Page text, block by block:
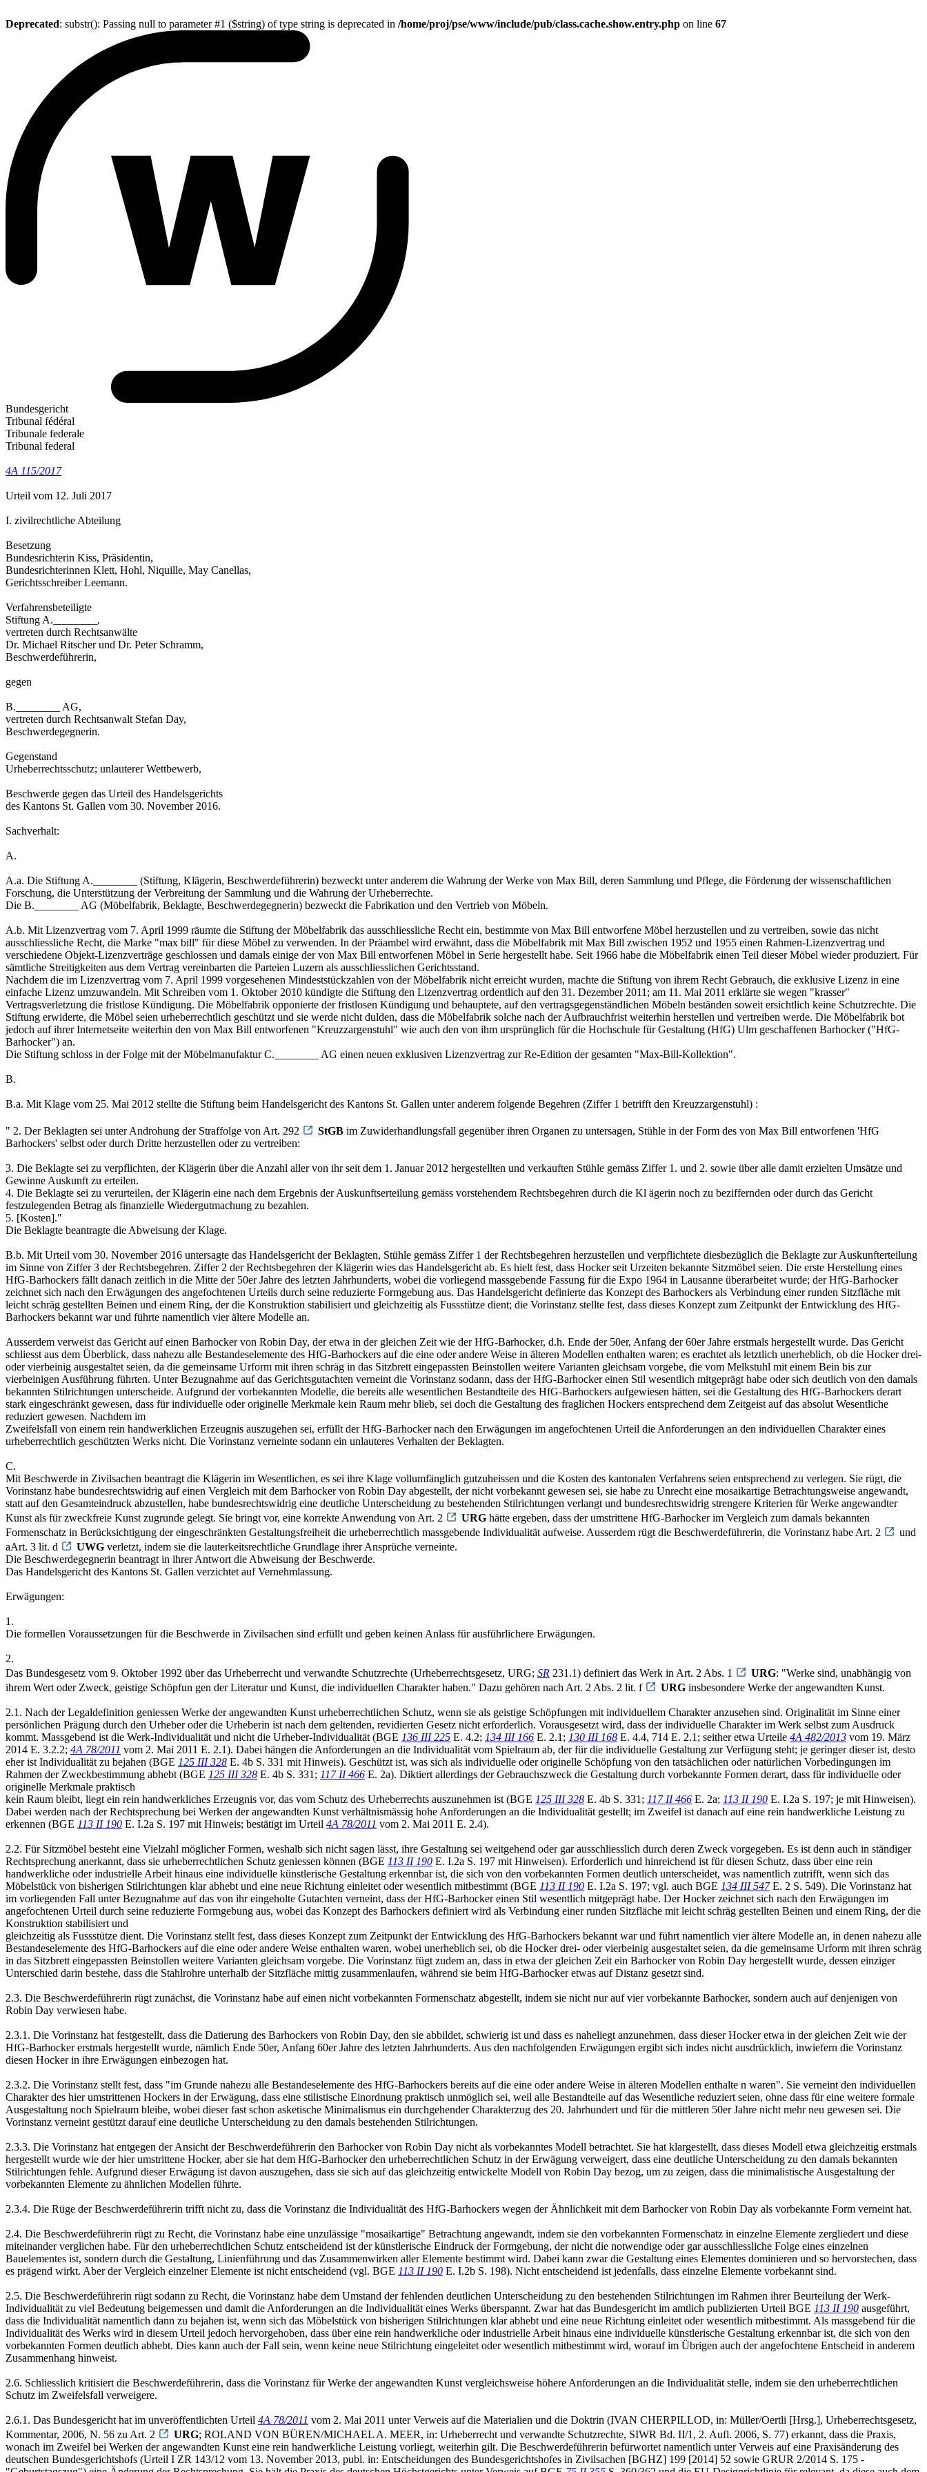
Deprecated: substr(): Passing null to parameter #1 ($string) of type string is deprecated in /home/proj/pse/www/include/pub/class.cache.show.entry.php on line 67
Bundesgericht
Tribunal fédéral
Tribunale federale
Tribunal federal
4A 115/2017
Urteil vom 12. Juli 2017
I. zivilrechtliche Abteilung
Besetzung
Bundesrichterin Kiss, Präsidentin,
Bundesrichterinnen Klett, Hohl, Niquille, May Canellas,
Gerichtsschreiber Leemann.
Verfahrensbeteiligte
Stiftung A.________,
vertreten durch Rechtsanwälte
Dr. Michael Ritscher und Dr. Peter Schramm,
Beschwerdeführerin,
gegen
B.________ AG,
vertreten durch Rechtsanwalt Stefan Day,
Beschwerdegegnerin.
Gegenstand
Urheberrechtsschutz; unlauterer Wettbewerb,
Beschwerde gegen das Urteil des Handelsgerichts
des Kantons St. Gallen vom 30. November 2016.
Sachverhalt:
A.
A.a. Die Stiftung A.________ (Stiftung, Klägerin, Beschwerdeführerin) bezweckt unter anderem die Wahrung der Werke von Max Bill, deren Sammlung und Pflege, die Förderung der wissenschaftlichen
Forschung, die Unterstützung der Verbreitung der Sammlung und die Wahrung der Urheberrechte.
Die B.________ AG (Möbelfabrik, Beklagte, Beschwerdegegnerin) bezweckt die Fabrikation und den Vertrieb von Möbeln.
A.b. Mit Lizenzvertrag vom 7. April 1999 räumte die Stiftung der Möbelfabrik das ausschliessliche Recht ein, bestimmte von Max Bill entworfene Möbel herzustellen und zu vertreiben, sowie das nicht
ausschliessliche Recht, die Marke "max bill" für diese Möbel zu verwenden. In der Präambel wird erwähnt, dass die Möbelfabrik mit Max Bill zwischen 1952 und 1955 einen Rahmen-Lizenzvertrag und
verschiedene Objekt-Lizenzverträge geschlossen und damals einige der von Max Bill entworfenen Möbel in Serie hergestellt habe. Seit 1966 habe die Möbelfabrik einen Teil dieser Möbel wieder produziert. Für
sämtliche Streitigkeiten aus dem Vertrag vereinbarten die Parteien Luzern als ausschliesslichen Gerichtsstand.
Nachdem die im Lizenzvertrag vom 7. April 1999 vorgesehenen Mindeststückzahlen von der Möbelfabrik nicht erreicht wurden, machte die Stiftung von ihrem Recht Gebrauch, die exklusive Lizenz in eine
einfache Lizenz umzuwandeln. Mit Schreiben vom 1. Oktober 2010 kündigte die Stiftung den Lizenzvertrag ordentlich auf den 31. Dezember 2011; am 11. Mai 2011 erklärte sie wegen "krasser"
Vertragsverletzung die fristlose Kündigung. Die Möbelfabrik opponierte der fristlosen Kündigung und behauptete, auf den vertragsgegenständlichen Möbeln beständen soweit ersichtlich keine Schutzrechte. Die
Stiftung erwiderte, die Möbel seien urheberrechtlich geschützt und sie werde nicht dulden, dass die Möbelfabrik solche nach der Aufbrauchfrist weiterhin herstellen und vertreiben werde. Die Möbelfabrik bot
jedoch auf ihrer Internetseite weiterhin den von Max Bill entworfenen "Kreuzzargenstuhl" wie auch den von ihm ursprünglich für die Hochschule für Gestaltung (HfG) Ulm geschaffenen Barhocker ("HfG-
Barhocker") an.
Die Stiftung schloss in der Folge mit der Möbelmanufaktur C.________ AG einen neuen exklusiven Lizenzvertrag zur Re-Edition der gesamten "Max-Bill-Kollektion".
B.
B.a. Mit Klage vom 25. Mai 2012 stellte die Stiftung beim Handelsgericht des Kantons St. Gallen unter anderem folgende Begehren (Ziffer 1 betrifft den Kreuzzargenstuhl) :
" 2. Der Beklagten sei unter Androhung der Straffolge von Art. 292 StGB im Zuwiderhandlungsfall gegenüber ihren Organen zu untersagen, Stühle in der Form des von Max Bill entworfenen 'HfG
Barhockers' selbst oder durch Dritte herzustellen oder zu vertreiben:
3. Die Beklagte sei zu verpflichten, der Klägerin über die Anzahl aller von ihr seit dem 1. Januar 2012 hergestellten und verkauften Stühle gemäss Ziffer 1. und 2. sowie über alle damit erzielten Umsätze und
Gewinne Auskunft zu erteilen.
4. Die Beklagte sei zu verurteilen, der Klägerin eine nach dem Ergebnis der Auskunftserteilung gemäss vorstehendem Rechtsbegehren durch die Kl ägerin noch zu beziffernden oder durch das Gericht
festzulegenden Betrag als finanzielle Wiedergutmachung zu bezahlen.
5. [Kosten]."
Die Beklagte beantragte die Abweisung der Klage.
B.b. Mit Urteil vom 30. November 2016 untersagte das Handelsgericht der Beklagten, Stühle gemäss Ziffer 1 der Rechtsbegehren herzustellen und verpflichtete diesbezüglich die Beklagte zur Auskunfterteilung
im Sinne von Ziffer 3 der Rechtsbegehren. Ziffer 2 der Rechtsbegehren der Klägerin wies das Handelsgericht ab. Es hielt fest, dass Hocker seit Urzeiten bekannte Sitzmöbel seien. Die erste Herstellung eines
HfG-Barhockers fällt danach zeitlich in die Mitte der 50er Jahre des letzten Jahrhunderts, wobei die vorliegend massgebende Fassung für die Expo 1964 in Lausanne überarbeitet wurde; der HfG-Barhocker
zeichnet sich nach den Erwägungen des angefochtenen Urteils durch seine reduzierte Formgebung aus. Das Handelsgericht definierte das Konzept des Barhockers als Verbindung einer runden Sitzfläche mit
leicht schräg gestellten Beinen und einem Ring, der die Konstruktion stabilisiert und gleichzeitig als Fussstütze dient; die Vorinstanz stellte fest, dass dieses Konzept zum Zeitpunkt der Entwicklung des HfG-
Barhockers bekannt war und führte namentlich vier ältere Modelle an.
Ausserdem verweist das Gericht auf einen Barhocker von Robin Day, der etwa in der gleichen Zeit wie der HfG-Barhocker, d.h. Ende der 50er, Anfang der 60er Jahre erstmals hergestellt wurde. Das Gericht
schliesst aus dem Überblick, dass nahezu alle Bestandeselemente des HfG-Barhockers auf die eine oder andere Weise in älteren Modellen enthalten waren; es erachtet als letztlich unerheblich, ob die Hocker drei-
oder vierbeinig ausgestaltet seien, da die gemeinsame Urform mit ihren schräg in das Sitzbrett eingepassten Beinstollen weitere Varianten gleichsam vorgebe, die vom Melkstuhl mit einem Bein bis zur
vierbeinigen Ausführung führten. Unter Bezugnahme auf das Gerichtsgutachten verneint die Vorinstanz sodann, dass der HfG-Barhocker einen Stil wesentlich mitgeprägt habe oder sich deutlich von den damals
bekannten Stilrichtungen unterscheide. Aufgrund der vorbekannten Modelle, die bereits alle wesentlichen Bestandteile des HfG-Barhockers aufgewiesen hätten, sei die Gestaltung des HfG-Barhockers derart
stark eingeschränkt gewesen, dass für individuelle oder originelle Merkmale kein Raum mehr blieb, sei doch die Gestaltung des fraglichen Hockers entsprechend dem Zeitgeist auf das absolut Wesentliche
reduziert gewesen. Nachdem im
Zweifelsfall von einem rein handwerklichen Erzeugnis auszugehen sei, erfüllt der HfG-Barhocker nach den Erwägungen im angefochtenen Urteil die Anforderungen an den individuellen Charakter eines
urheberrechtlich geschützten Werks nicht. Die Vorinstanz verneinte sodann ein unlauteres Verhalten der Beklagten.
C.
Mit Beschwerde in Zivilsachen beantragt die Klägerin im Wesentlichen, es sei ihre Klage vollumfänglich gutzuheissen und die Kosten des kantonalen Verfahrens seien entsprechend zu verlegen. Sie rügt, die
Vorinstanz habe bundesrechtswidrig auf einen Vergleich mit dem Barhocker von Robin Day abgestellt, der nicht vorbekannt gewesen sei, sie habe zu Unrecht eine mosaikartige Betrachtungsweise angewandt,
statt auf den Gesamteindruck abzustellen, habe bundesrechtswidrig eine deutliche Unterscheidung zu bestehenden Stilrichtungen verlangt und bundesrechtswidrig strengere Kriterien für Werke angewandter
Kunst als für zweckfreie Kunst zugrunde gelegt. Sie bringt vor, eine korrekte Anwendung von Art. 2
URG hätte ergeben, dass der umstrittene HfG-Barhocker im Vergleich zum damals bekannten
Formenschatz in Berücksichtigung der eingeschränkten Gestaltungsfreiheit die urheberrechtlich massgebende Individualität aufweise. Ausserdem rügt die Beschwerdeführerin, die Vorinstanz habe Art. 2
und
aArt. 3 lit. d
UWG verletzt, indem sie die lauterkeitsrechtliche Grundlage ihrer Ansprüche verneinte.
Die Beschwerdegegnerin beantragt in ihrer Antwort die Abweisung der Beschwerde.
Das Handelsgericht des Kantons St. Gallen verzichtet auf Vernehmlassung.
Erwägungen:
1.
Die formellen Voraussetzungen für die Beschwerde in Zivilsachen sind erfüllt und geben keinen Anlass für ausführlichere Erwägungen.
2.
Das Bundesgesetz vom 9. Oktober 1992 über das Urheberrecht und verwandte Schutzrechte (Urheberrechtsgesetz, URG; SR 231.1) definiert das Werk in Art. 2 Abs. 1 URG: "Werke sind, unabhängig von
ihrem Wert oder Zweck, geistige Schöpfun gen der Literatur und Kunst, die individuellen Charakter haben." Dazu gehören nach Art. 2 Abs. 2 lit. f
URG insbesondere Werke der angewandten Kunst.
2.1. Nach der Legaldefinition geniessen Werke der angewandten Kunst urheberrechtlichen Schutz, wenn sie als geistige Schöpfungen mit individuellem Charakter anzusehen sind. Originalität im Sinne einer
persönlichen Prägung durch den Urheber oder die Urheberin ist nach dem geltenden, revidierten Gesetz nicht erforderlich. Vorausgesetzt wird, dass der individuelle Charakter im Werk selbst zum Ausdruck
kommt. Massgebend ist die Werk-Individualität und nicht die Urheber-Individualität (BGE 136 III 225 E. 4.2; 134 III 166 E. 2.1; 130 III 168 E. 4.4, 714 E. 2.1; seither etwa Urteile 4A 482/2013 vom 19. März
2014 E. 3.2.2; 4A 78/2011 vom 2. Mai 2011 E. 2.1). Dabei hängen die Anforderungen an die Individualität vom Spielraum ab, der für die individuelle Gestaltung zur Verfügung steht; je geringer dieser ist, desto
eher ist Individualität zu bejahen (BGE 125 III 328 E. 4b S. 331 mit Hinweis). Geschützt ist, was sich als individuelle oder originelle Schöpfung von den tatsächlichen oder natürlichen Vorbedingungen im
Rahmen der Zweckbestimmung abhebt (BGE 125 III 328 E. 4b S. 331; 117 II 466 E. 2a). Diktiert allerdings der Gebrauchszweck die Gestaltung durch vorbekannte Formen derart, dass für individuelle oder
originelle Merkmale praktisch
kein Raum bleibt, liegt ein rein handwerkliches Erzeugnis vor, das vom Schutz des Urheberrechts auszunehmen ist (BGE 125 III 328 E. 4b S. 331; 117 II 466 E. 2a; 113 II 190 E. I.2a S. 197; je mit Hinweisen).
Dabei werden nach der Rechtsprechung bei Werken der angewandten Kunst verhältnismässig hohe Anforderungen an die Individualität gestellt; im Zweifel ist danach auf eine rein handwerkliche Leistung zu
erkennen (BGE 113 II 190 E. I.2a S. 197 mit Hinweis; bestätigt im Urteil 4A 78/2011 vom 2. Mai 2011 E. 2.4).
2.2. Für Sitzmöbel besteht eine Vielzahl möglicher Formen, weshalb sich nicht sagen lässt, ihre Gestaltung sei weitgehend oder gar ausschliesslich durch deren Zweck vorgegeben. Es ist denn auch in ständiger
Rechtsprechung anerkannt, dass sie urheberrechtlichen Schutz geniessen können (BGE 113 II 190 E. I.2a S. 197 mit Hinweisen). Erforderlich und hinreichend ist für diesen Schutz, dass über eine rein
handwerkliche oder industrielle Arbeit hinaus eine individuelle künstlerische Gestaltung erkennbar ist, die sich von den vorbekannten Formen deutlich unterscheidet, was namentlich zutrifft, wenn sich das
Möbelstück von bisherigen Stilrichtungen klar abhebt und eine neue Richtung einleitet oder wesentlich mitbestimmt (BGE 113 II 190 E. I.2a S. 197; vgl. auch BGE 134 III 547E. 2 S. 549). Die Vorinstanz hat
im vorliegenden Fall unter Bezugnahme auf das von ihr eingeholte Gutachten verneint, dass der HfG-Barhocker einen Stil wesentlich mitgeprägt habe. Der Hocker zeichnet sich nach den Erwägungen im
angefochtenen Urteil durch seine reduzierte Formgebung aus, wobei das Konzept des Barhockers definiert wird als Verbindung einer runden Sitzfläche mit leicht schräg gestellten Beinen und einem Ring, der die
Konstruktion stabilisiert und
gleichzeitig als Fussstütze dient. Die Vorinstanz stellt fest, dass dieses Konzept zum Zeitpunkt der Entwicklung des HfG-Barhockers bekannt war und führt namentlich vier ältere Modelle an, in denen nahezu alle
Bestandeselemente des HfG-Barhockers auf die eine oder andere Weise enthalten waren, wobei unerheblich sei, ob die Hocker drei- oder vierbeinig ausgestaltet seien, da die gemeinsame Urform mit ihren schräg
in das Sitzbrett eingepassten Beinstollen weitere Varianten gleichsam vorgebe. Die Vorinstanz fügt zudem an, dass in etwa der gleichen Zeit ein Barhocker von Robin Day hergestellt wurde, dessen einziger
Unterschied darin bestehe, dass die Stahlrohre unterhalb der Sitzfläche mittig zusammenlaufen, während sie beim HfG-Barhocker etwas auf Distanz gesetzt sind.
2.3. Die Beschwerdeführerin rügt zunächst, die Vorinstanz habe auf einen nicht vorbekannten Formenschatz abgestellt, indem sie nicht nur auf vier vorbekannte Barhocker, sondern auch auf denjenigen von
Robin Day verwiesen habe.
2.3.1. Die Vorinstanz hat festgestellt, dass die Datierung des Barhockers von Robin Day, den sie abbildet, schwierig ist und dass es naheliegt anzunehmen, dass dieser Hocker etwa in der gleichen Zeit wie der
HfG-Barhocker erstmals hergestellt wurde, nämlich Ende 50er, Anfang 60er Jahre des letzten Jahrhunderts. Aus den nachfolgenden Erwägungen ergibt sich indes nicht ausdrücklich, inwiefern die Vorinstanz
diesen Hocker in ihre Erwägungen einbezogen hat.
2.3.2. Die Vorinstanz stellt fest, dass "im Grunde nahezu alle Bestandeselemente des HfG-Barhockers bereits auf die eine oder andere Weise in älteren Modellen enthalte n waren". Sie verneint den individuellen
Charakter des hier umstrittenen Hockers in der Erwägung, dass eine stilistische Einordnung praktisch unmöglich sei, weil alle Bestandteile auf das Wesentliche reduziert seien, ohne dass für eine weitere formale
Ausgestaltung noch Spielraum bleibe, wobei dieser fast schon asketische Minimalismus ein durchgehender Charakterzug des 20. Jahrhundert und für die mittleren 50er Jahre nicht mehr neu gewesen sei. Die
Vorinstanz verneint gestützt darauf eine deutliche Unterscheidung zu den damals bestehenden Stilrichtungen.
2.3.3. Die Vorinstanz hat entgegen der Ansicht der Beschwerdeführerin den Barhocker von Robin Day nicht als vorbekanntes Modell betrachtet. Sie hat klargestellt, dass dieses Modell etwa gleichzeitig erstmals
hergestellt wurde wie der hier umstrittene Hocker, aber sie hat dem HfG-Barhocker den urheberrechtlichen Schutz in der Erwägung verweigert, dass eine deutliche Unterscheidung zu den damals bekannten
Stilrichtungen fehle. Aufgrund dieser Erwägung ist davon auszugehen, dass sie sich auf das gleichzeitig entwickelte Modell von Robin Day bezog, um zu zeigen, dass die minimalistische Ausgestaltung der
vorbekannten Elemente zu ähnlichen Modellen führte.
2.3.4. Die Rüge der Beschwerdeführerin trifft nicht zu, dass die Vorinstanz die Individualität des HfG-Barhockers wegen der Ähnlichkeit mit dem Barhocker von Robin Day als vorbekannte Form verneint hat.
2.4. Die Beschwerdeführerin rügt zu Recht, die Vorinstanz habe eine unzulässige "mosaikartige" Betrachtung angewandt, indem sie den vorbekannten Formenschatz in einzelne Elemente zergliedert und diese
miteinander verglichen habe. Für den urheberrechtlichen Schutz entscheidend ist der künstlerische Eindruck der Formgebung, der nicht die notwendige oder gar ausschliessliche Folge eines einzelnen
Bauelementes ist, sondern durch die Gestaltung, Linienführung und das Zusammenwirken aller Elemente bestimmt wird. Dabei kann zwar die Gestaltung eines Elementes dominieren und so hervorstechen, dass
es prägend wirkt. Aber der Vergleich einzelner Elemente ist nicht entscheidend (vgl. BGE 113 II 190 E. I.2b S. 198). Nicht entscheidend ist jedenfalls, dass einzelne Elemente vorbekannt sind.
2.5. Die Beschwerdeführerin rügt sodann zu Recht, die Vorinstanz habe dem Umstand der fehlenden deutlichen Unterscheidung zu den bestehenden Stilrichtungen im Rahmen ihrer Beurteilung der Werk-
Individualität zu viel Bedeutung beigemessen und damit die Anforderungen an die Individualität eines Werks überspannt. Zwar hat das Bundesgericht im amtlich publizierten Urteil BGE 113 II 190 ausgeführt,
dass die Individualität namentlich dann zu bejahen ist, wenn sich das Möbelstück von bisherigen Stilrichtungen klar abhebt und eine neue Richtung einleitet oder wesentlich mitbestimmt. Als massgebend für die
Individualität des Werks wird in diesem Urteil jedoch hervorgehoben, dass über eine rein handwerkliche oder industrielle Arbeit hinaus eine individuelle künstlerische Gestaltung erkennbar ist, die sich von den
vorbekannten Formen deutlich abhebt. Dies kann auch der Fall sein, wenn keine neue Stilrichtung eingeleitet oder wesentlich mitbestimmt wird, worauf im Übrigen auch der angefochtene Entscheid in anderem
Zusammenhang hinweist.
2.6. Schliesslich kritisiert die Beschwerdeführerin, dass die Vorinstanz für Werke der angewandten Kunst vergleichsweise höhere Anforderungen an die Individualität stelle, indem sie den urheberrechtlichen
Schutz im Zweifelsfall verweigere.
2.6.1. Das Bundesgericht hat im unveröffentlichten Urteil 4A 78/2011 vom 2. Mai 2011 unter Verweis auf die Materialien und die Doktrin (IVAN CHERPILLOD, in: Müller/Oertli [Hrsg.], Urheberrechtsgesetz,
Kommentar, 2006, N. 56 zu Art. 2
URG; ROLAND VON BÜREN/MICHAEL A. MEER, in: Urheberrecht und verwandte Schutzrechte, SIWR Bd. II/1, 2. Aufl. 2006, S. 77) erkannt, dass die Praxis,
wonach im Zweifel bei Werken der angewandten Kunst eine rein handwerkliche Leistung vorliegt, weiterhin gilt. Die Beschwerdeführerin befürwortet namentlich unter Verweis auf eine Praxisänderung des
deutschen Bundesgerichtshofs (Urteil I ZR 143/12 vom 13. November 2013, publ. in: Entscheidungen des Bundesgerichtshofes in Zivilsachen [BGHZ] 199 [2014] 52 sowie GRUR 2/2014 S. 175 -